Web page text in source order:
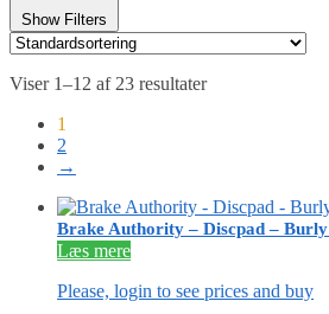
Show Filters
Viser 1–12 af 23 resultater
1
2
→
Brake Authority – Discpad –
Læs mere
Please, login to see prices and buy